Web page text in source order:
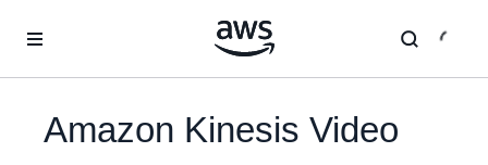
Amazon Kinesis Video